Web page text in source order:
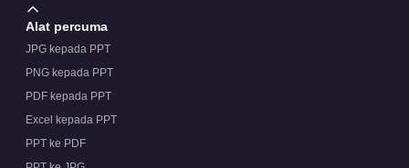
Alat percuma
JPG kepada PPT
PNG kepada PPT
PDF kepada PPT
Excel kepada PPT
PPT ke PDF